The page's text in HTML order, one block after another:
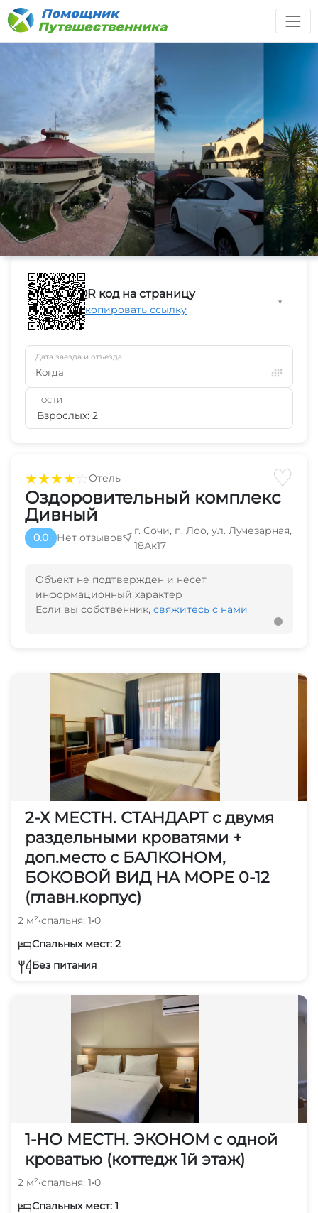
★★★★☆Отель ♡
Оздоровительный комплекс
Дивный
0.0 Нет отзывов
г. Сочи, п. Лоо, ул. Лучезарная,
18Ак17
Объект не подтвержден и несет
информационный характер
Если вы собственник, свяжитесь с нами
2-Х МЕСТН. СТАНДАРТ с двумя
раздельными кроватями +
доп.место с БАЛКОНОМ,
БОКОВОЙ ВИД НА МОРЕ 0-12
(главн.корпус)
2 м²•спальня: 1•0
Спальных мест: 2
Без питания
1-НО МЕСТН. ЭКОНОМ с одной
кроватью (коттедж 1й этаж)
2 м²•спальня: 1•0
Спальных мест: 1
QR код на страницу
Скопировать ссылку
▼
Дата заезда и отъезда
Когда
ГОСТИ
Взрослых: 2